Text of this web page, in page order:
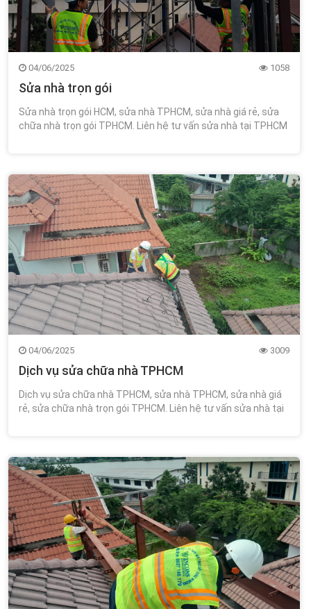
04/06/2025 1058
Sửa nhà trọn gói
Sửa nhà trọn gói HCM, sửa nhà TPHCM, sửa nhà giá rẻ, sửa
chữa nhà trọn gói TPHCM. Liên hệ tư vấn sửa nhà tại TPHCM
04/06/2025 3009
Dịch vụ sửa chữa nhà TPHCM
Dịch vụ sửa chữa nhà TPHCM, sửa nhà TPHCM, sửa nhà giá
rẻ, sửa chữa nhà trọn gói TPHCM. Liên hệ tư vấn sửa nhà tại